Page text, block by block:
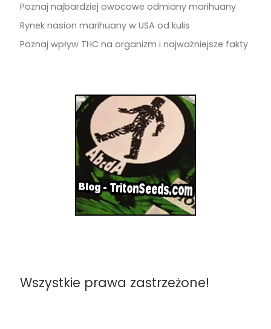
Poznaj najbardziej owocowe odmiany marihuany
Rynek nasion marihuany w USA od kulis
Poznaj wpływ THC na organizm i najważniejsze fakty
Wszystkie prawa zastrzeżone!